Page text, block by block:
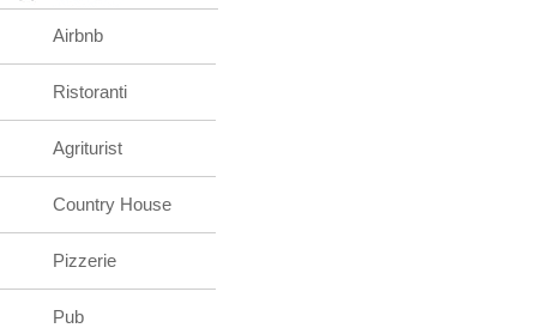
Airbnb
Ristoranti
Agriturist
Country House
Pizzerie
Pub